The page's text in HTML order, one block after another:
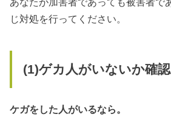
じ対処を行ってください。
(1)ゲカ人がいないか確認
ケガをした人がいるなら。